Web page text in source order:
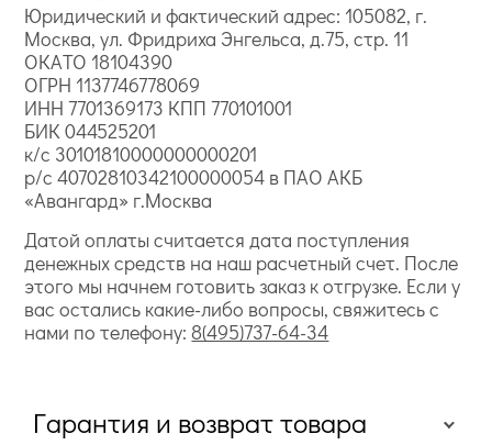
Юридический и фактический адрес: 105082, г.
Москва, ул. Фридриха Энгельса, д.75, стр. 11
ОКАТО 18104390
ОГРН 1137746778069
ИНН 7701369173 КПП 770101001
БИК 044525201
к/с 30101810000000000201
р/с 40702810342100000054 в ПАО АКБ
«Авангард» г.Москва
Датой оплаты считается дата поступления
денежных средств на наш расчетный счет. После
этого мы начнем готовить заказ к отгрузке. Если у
вас остались какие-либо вопросы, свяжитесь с
нами по телефону: 8(495)737-64-34
Гарантия и возврат товара